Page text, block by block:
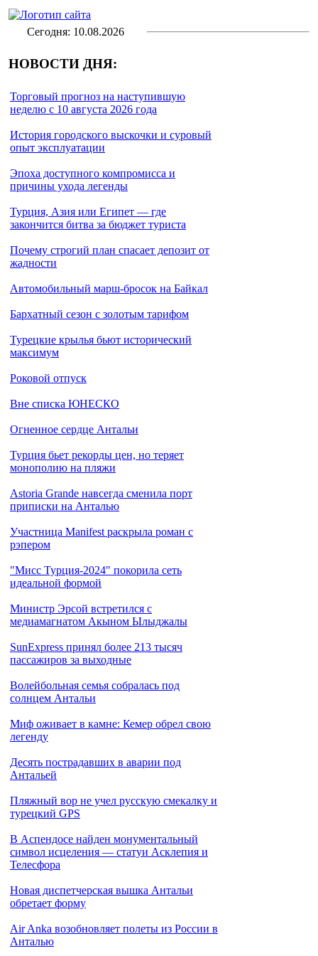
Сегодня: 10.08.2026
НОВОСТИ ДНЯ:
Торговый прогноз на наступившую
неделю с 10 августа 2026 года
История городского выскочки и суровый
опыт эксплуатации
Эпоха доступного компромисса и
причины ухода легенды
Турция, Азия или Египет — где
закончится битва за бюджет туриста
Почему строгий план спасает депозит от
жадности
Автомобильный марш-бросок на Байкал
Бархатный сезон с золотым тарифом
Турецкие крылья бьют исторический
максимум
Роковой отпуск
Вне списка ЮНЕСКО
Огненное сердце Антальи
Турция бьет рекорды цен, но теряет
монополию на пляжи
Astoria Grande навсегда сменила порт
приписки на Анталью
Участница Manifest раскрыла роман с
рэпером
"Мисс Турция-2024" покорила сеть
идеальной формой
Министр Эрсой встретился с
медиамагнатом Акыном Ылыджалы
SunExpress принял более 213 тысяч
пассажиров за выходные
Волейбольная семья собралась под
солнцем Антальи
Миф оживает в камне: Кемер обрел свою
легенду
Десять пострадавших в аварии под
Антальей
Пляжный вор не учел русскую смекалку и
турецкий GPS
В Аспендосе найден монументальный
символ исцеления — статуи Асклепия и
Телесфора
Новая диспетчерская вышка Антальи
обретает форму
Air Anka возобновляет полеты из России в
Анталью